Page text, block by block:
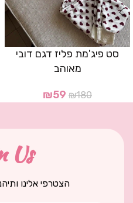
סט פיג'מת פליז דגם דובי
מאוהב
₪180
₪59
Us
הצטרפי אלינו